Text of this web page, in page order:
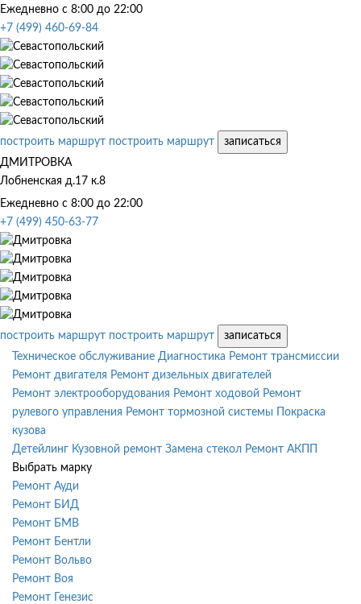
Ежедневно с 8:00 до 22:00
+7 (499) 460-69-84
построить маршрут построить маршрут
записаться
ДМИТРОВКА
Лобненская д.17 к.8
Ежедневно с 8:00 до 22:00
+7 (499) 450-63-77
построить маршрут построить маршрут
записаться
Техническое обслуживание Диагностика Ремонт трансмиссии
Ремонт двигателя Ремонт дизельных двигателей
Ремонт электрооборудования Ремонт ходовой Ремонт
рулевого управления Ремонт тормозной системы
Покраска
кузова
Детейлинг Кузовной ремонт Замена стекол Ремонт АКПП
Выбрать марку
Ремонт Ауди
Ремонт БИД
Ремонт БМВ
Ремонт Бентли
Ремонт Вольво
Ремонт Воя
Ремонт Генезис